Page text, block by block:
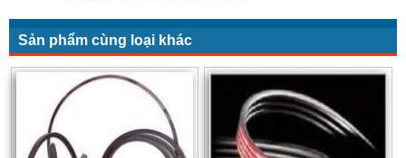
Sản phẩm cùng loại khác